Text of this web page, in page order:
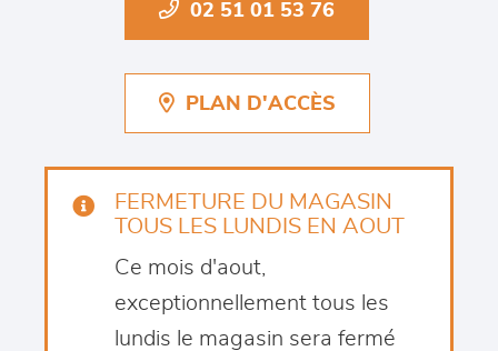
02 51 01 53 76
PLAN D'ACCÈS
FERMETURE DU MAGASIN
TOUS LES LUNDIS EN AOUT
Ce mois d'aout,
exceptionnellement tous les
lundis le magasin sera fermé